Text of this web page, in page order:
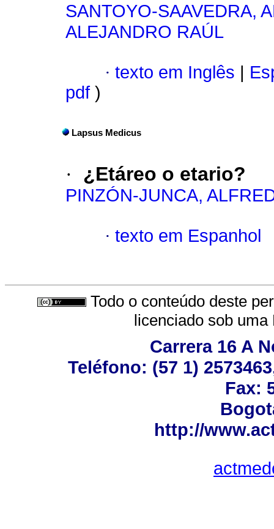
SANTOYO-SAAVEDRA,
ALEJANDRO RAÚL
· texto em Inglês
pdf )
Lapsus Medicus
· ¿Etáreo o etario?
PINZÓN-JUNCA,
· texto em Espanhol
Todo o conteúdo deste
licenciado sob uma
Carrera 16 A
Teléfono: (57 1)
Fax:
http://